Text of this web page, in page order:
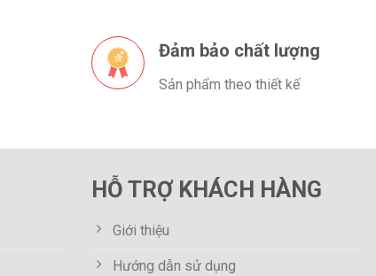
Đảm bảo chất lượng
Sản phẩm theo thiết kế
HỖ TRỢ KHÁCH HÀNG
Giới thiệu
Hướng dẫn sử dụng